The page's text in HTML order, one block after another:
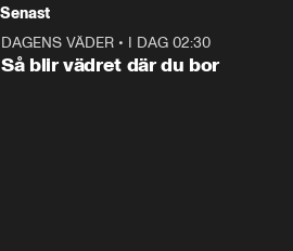
Senast
DAGENS VÄDER • I DAG 02:30
Så blir vädret där du bor